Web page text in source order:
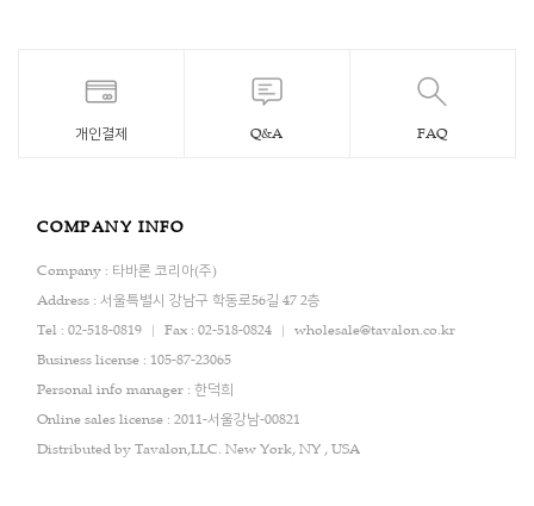
개인결제 Q&A FAQ
COMPANY INFO
Company : 타바론 코리아(주)
Address : 서울특별시 강남구 학동로56길 47 2층
Tel : 02-518-0819
Fax : 02-518-0824
wholesale@tavalon.co.kr
Business license : 105-87-23065
Personal info manager : 한덕희
Online sales license : 2011-서울강남-00821
Distributed by Tavalon,LLC. New York, NY , USA